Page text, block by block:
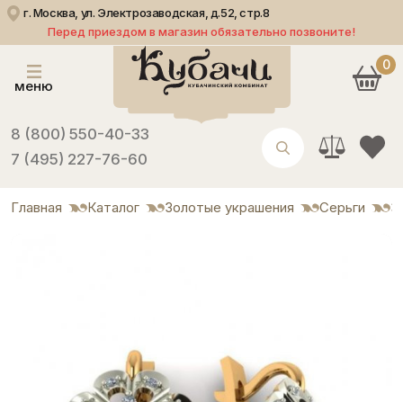
г. Москва, ул. Электрозаводская, д.52, стр.8
Перед приездом в магазин обязательно позвоните!
меню
8 (800) 550-40-33
7 (495) 227-76-60
0
Главная Каталог Золотые украшения Серьги